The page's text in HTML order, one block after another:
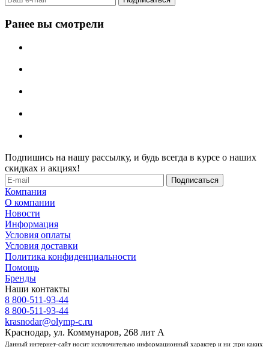
Ранее вы смотрели
Подпишись на нашу рассылку, и будь всегда в курсе о наших
скидках и акциях!
Компания
О компании
Новости
Информация
Условия оплаты
Условия доставки
Политика конфиденциальности
Помощь
Бренды
Наши контакты
8 800-511-93-44
8 800-511-93-44
krasnodar@olymp-c.ru
Краснодар, ул. Коммунаров, 268 лит А
Данный интернет-сайт носит исключительно информационный характер и ни ;при каких